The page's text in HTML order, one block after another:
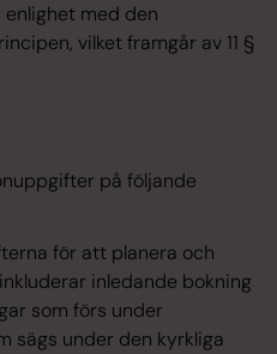
med den
vilket framgår av 11 §
på följande
för att planera och
inledande bokning
som förs under
sägs under den kyrkliga